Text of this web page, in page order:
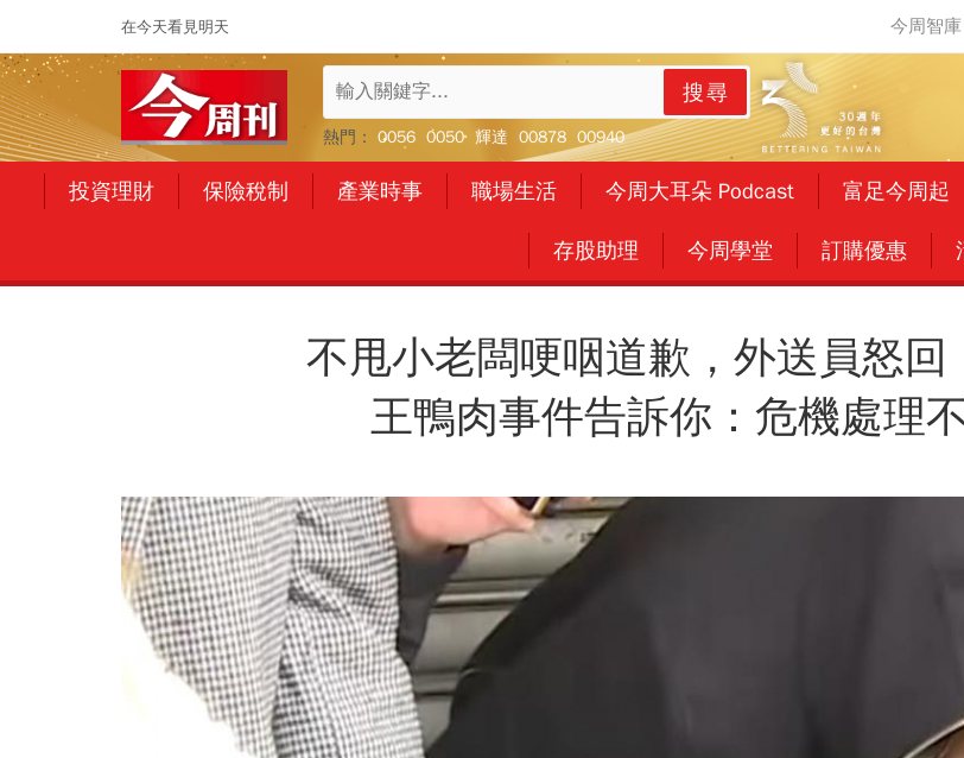
在今天看見明天
搜尋
熱門： 0056 0050 輝達 00878 00940
投資理財 保險稅制 產業時事 職場生活 今周大耳朵 Podcast 富足今周起
存股助理 今周學堂 訂購優惠
不甩小老闆哽咽道歉，外送員怒回
王鴨肉事件告訴你：危機處理